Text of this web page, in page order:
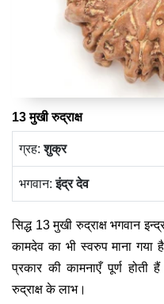
13 मुखी रुद्राक्ष
ग्रह:‍शुक्र
भगवान:इंद्र देव
सिद्ध 13 मुखी रुद्राक्ष भगवान
कामदेव का भी स्वरुप माना
प्रकार की कामनाएँ पूर्ण
रुद्राक्ष के लाभ।